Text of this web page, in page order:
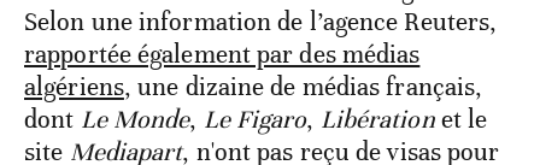
Selon une information de l’agence Reuters,
rapportée également par des médias
algériens, une dizaine de médias français,
dont Le Monde, Le Figaro, Libérationet le
site Mediapart, n'ont pas reçu de visas pour